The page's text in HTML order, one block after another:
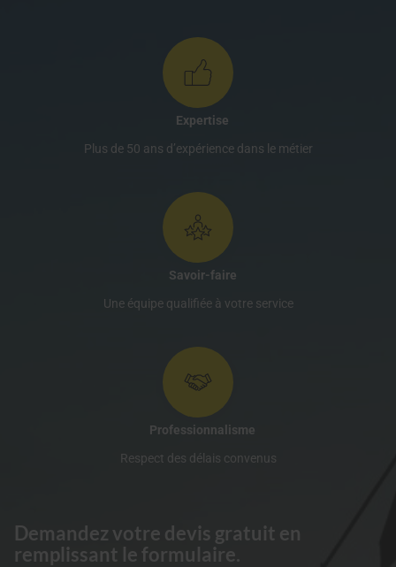
Expertise
Plus de 50 ans d’expérience dans le métier
Savoir-faire
Une équipe qualifiée à votre service
Professionnalisme
Respect des délais convenus
Demandez votre devis gratuit en
remplissant le formulaire.